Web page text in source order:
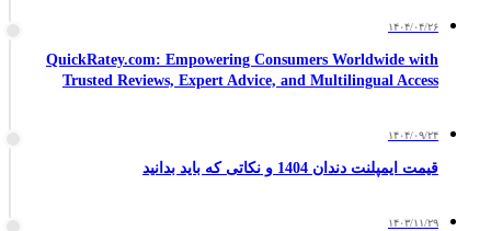
۱۴۰۴/۰۴/۲۶
QuickRatey.com: Empowering Consumers Worldwide with
Trusted Reviews, Expert Advice, and Multilingual Access
۱۴۰۴/۰۹/۲۴
قیمت ایمپلنت دندان 1404 و نکاتی که باید بدانید
۱۴۰۳/۱۱/۲۹